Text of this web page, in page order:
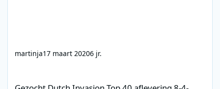
martinja17 maart 20206 jr.